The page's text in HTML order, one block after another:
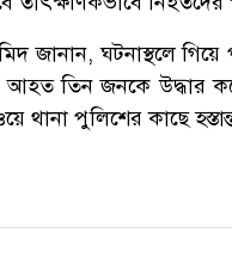
জানান, ঘটনাস্থলে
তিন জনকে উদ্ধার
পুলিশের কাছে